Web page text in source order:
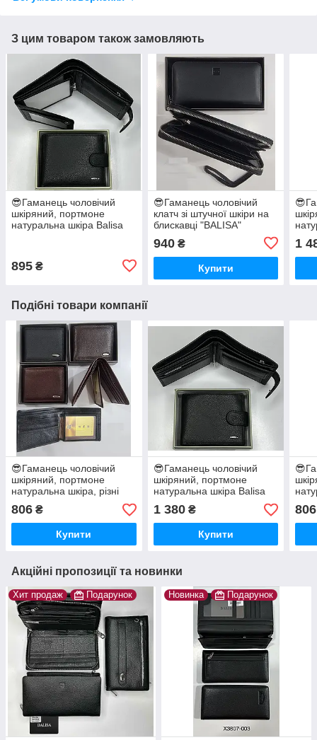
З цим товаром також замовляють
😎Гаманець чоловічий
шкіряний, портмоне
натуральна шкіра Balisa
895 ₴
😎Гаманець чоловічий
клатч зі штучної шкіри на
блискавці "BALISA"
940₴
Купити
1
Подібні товари компанії
😎Гаманець чоловічий
шкіряний, портмоне
натуральна шкіра, різні
кольори
806 ₴
Купити
😎Гаманець чоловічий
шкіряний, портмоне
натуральна шкіра Balisa
1 380₴
Купити
806
Акційні пропозиції та новинки
Хит продаж Подарунок Новинка Подарунок